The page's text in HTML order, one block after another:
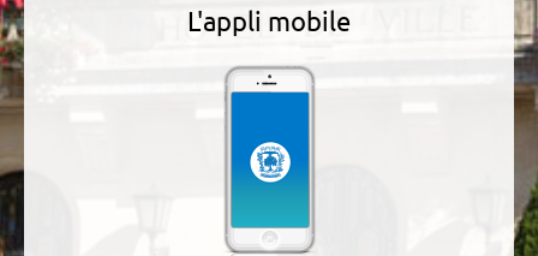
L'appli mobile